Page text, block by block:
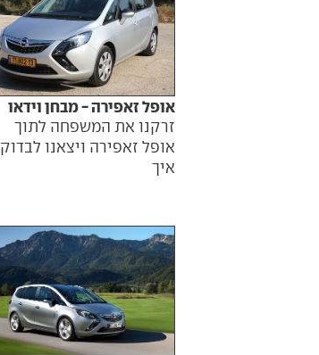
אופל זאפירה - מבחן וידאו
זרקנו את המשפחה לתוך
אופל זאפירה ויצאנו לבדוק
איך